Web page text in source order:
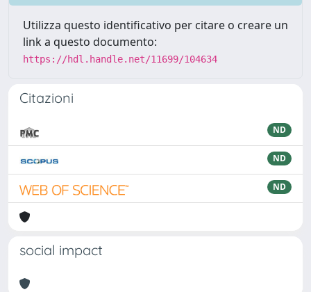
Utilizza questo identificativo per citare o creare un
link a questo documento:
https://hdl.handle.net/11699/104634
Citazioni
ND
ND
ND
social impact